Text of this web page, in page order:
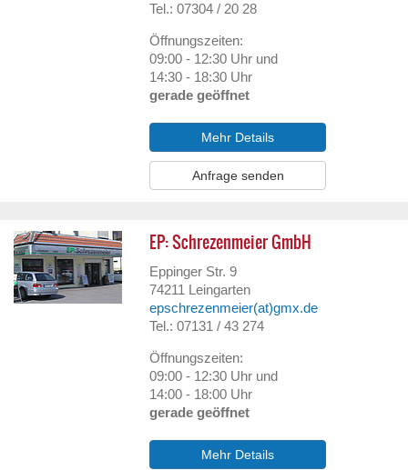
Tel.: 07304 / 20 28
Öffnungszeiten:
09:00 - 12:30 Uhr und
14:30 - 18:30 Uhr
gerade geöffnet
Mehr Details
Anfrage senden
EP: Schrezenmeier GmbH
Eppinger Str. 9
74211 Leingarten
epschrezenmeier(at)gmx.de
Tel.: 07131 / 43 274
Öffnungszeiten:
09:00 - 12:30 Uhr und
14:00 - 18:00 Uhr
gerade geöffnet
Mehr Details